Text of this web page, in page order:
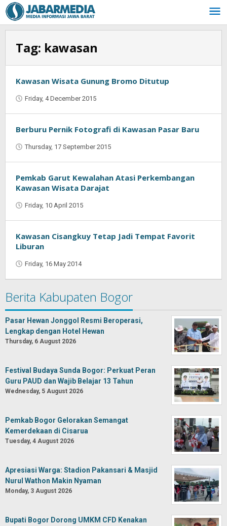
Skip
to
content
Tag: kawasan
Kawasan Wisata Gunung Bromo Ditutup
Friday, 4 December 2015
Saputra
Berburu Pernik Fotografi di Kawasan Pasar Baru
Thursday, 17 September 2015
Saputra
Pemkab Garut Kewalahan Atasi Perkembangan
Kawasan Wisata Darajat
Friday, 10 April 2015
Saputra
Kawasan Cisangkuy Tetap Jadi Tempat Favorit
Liburan
Friday, 16 May 2014
Berita Kabupaten Bogor
Pasar Hewan Jonggol Resmi Beroperasi,
Lengkap dengan Hotel Hewan
Thursday, 6 August 2026
Festival Budaya Sunda Bogor: Perkuat Peran
Guru PAUD dan Wajib Belajar 13 Tahun
Wednesday, 5 August 2026
Pemkab Bogor Gelorakan Semangat
Kemerdekaan di Cisarua
Tuesday, 4 August 2026
Apresiasi Warga: Stadion Pakansari & Masjid
Nurul Wathon Makin Nyaman
Monday, 3 August 2026
Bupati Bogor Dorong UMKM CFD Kenakan